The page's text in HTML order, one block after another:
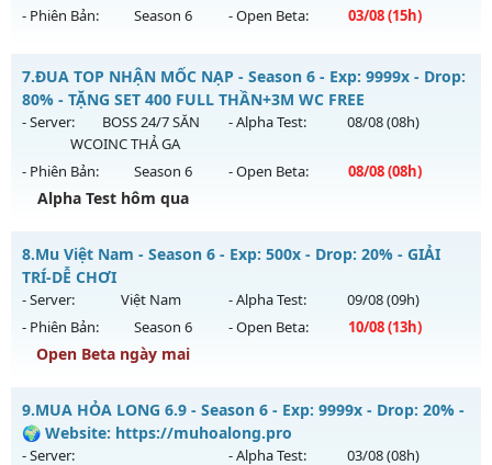
Exp: 500x - Drop: 25%
Thể loại: Mu Nguyên bản Webzen
Antihack: VIP SHIELD
- Phiên Bản: Season 6 - Open Beta: 03/08(15h)
MU HỎA LONG 6.9 - 🌍 Website: https://muhoalong.pro
Mu mới ra tháng 08 2026 - Mở máy chủ
https://facebook.com/muhoalongvào 15h ngày
03/08/2626
Exp: 9999x - Drop: 99%
Kiểu reset: Non Reset
Antihack: XShield
7.ĐUA TOP NHẬN MỐC NẠP - Season 6 - Exp: 9999x - Drop:
80% - TẶNG SET 400 FULL THẦN+3M WC FREE
- Server:
BOSS 24/7 SĂN
WCOINC THẢ GA
- Alpha Test: 08/08(08h)
- Phiên Bản: Season 6 - Open Beta: 08/08(08h)
Alpha Test hôm qua
ĐUA TOP NHẬN MỐC NẠP - TẶNG SET 400 FULL THẦN+3M
WC FREE
Mu mới ra tháng 08 2026 - Mở máy chủ
BOSS 24/7 SĂN
WCOINC THẢ GAvào 08h ngày 08/08/2626
Exp: 9999x - Drop: 80%
Thể loại: Mu Nguyên bản Webzen
Antihack: KHÔNG THỂ HACK
8.Mu Việt Nam - Season 6 - Exp: 500x - Drop: 20% - GIẢI
TRÍ-DỄ CHƠI
- Server: Việt Nam - Alpha Test: 09/08(09h)
- Phiên Bản:
Season 6 - Open Beta: 10/08(13h)
Open Beta ngày mai
Mu Việt Nam - GIẢI TRÍ-DỄ CHƠI
Mu mới ra tháng 08 2026 - Mở máy chủ
ngày 10/08/2626
9.MUA HỎA LONG 6.9 - Season 6 - Exp: 9999x - Drop: 20% -
🌍 Website: https://muhoalong.pro
- Server:
- Alpha Test: 03/08(08h)